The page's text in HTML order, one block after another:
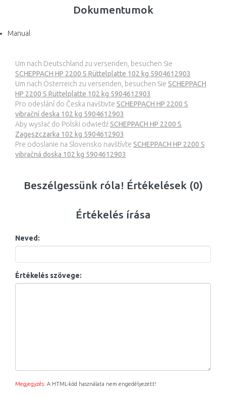
Dokumentumok
Manual
Um nach Deutschland zu versenden, besuchen Sie
SCHEPPACH HP 2200 S Rüttelplatte 102 kg 5904612903
Um nach Österreich zu versenden, besuchen Sie SCHEPPACH
HP 2200 S Rüttelplatte 102 kg 5904612903
Pro odeslání do Česka navštivte SCHEPPACH HP 2200 S
vibrační deska 102 kg 5904612903
Aby wysłać do Polski odwiedź SCHEPPACH HP 2200 S
Zagęszczarka 102 kg 5904612903
Pre odoslanie na Slovensko navštívte SCHEPPACH HP 2200 S
vibračná doska 102 kg 5904612903
Beszélgessünk róla! Értékelések (0)
Értékelés írása
Neved:
Értékelés szövege:
Megjegyzés: A HTML-kód használata nem engedélyezett!